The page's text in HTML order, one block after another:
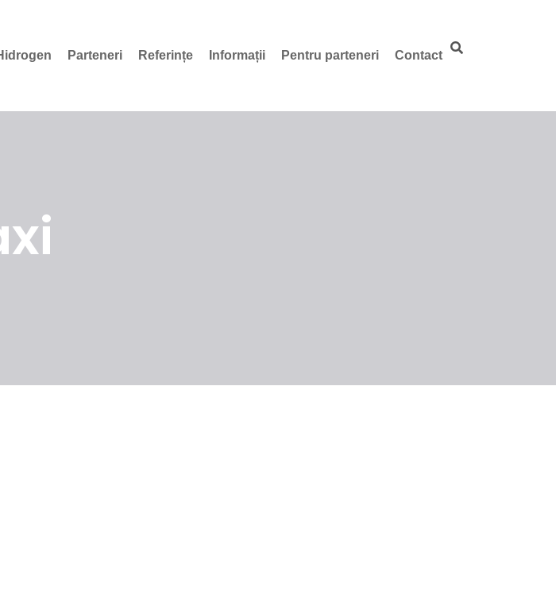
Parteneri Referințe Informații Pentru parteneri Contact